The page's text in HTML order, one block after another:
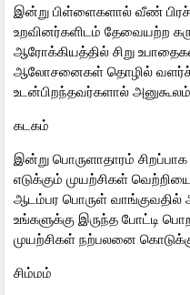
இன்று பிள்ளைகளால் வீண்
உறவினர்களிடம் தேவையற்ற
ஆரோக்கியத்தில் சிறு
ஆலோசனைகள் தொழில்
உடன்பிறந்தவர்களால் அனுகூலம்
கடகம்
இன்று பொருளாதாரம்
எடுக்கும் முயற்சிகள்
ஆடம்பர பொருள் வாங்குவதில்
உங்களுக்கு இருந்த போட்டி
முயற்சிகள் நற்பலனை
சிம்மம்